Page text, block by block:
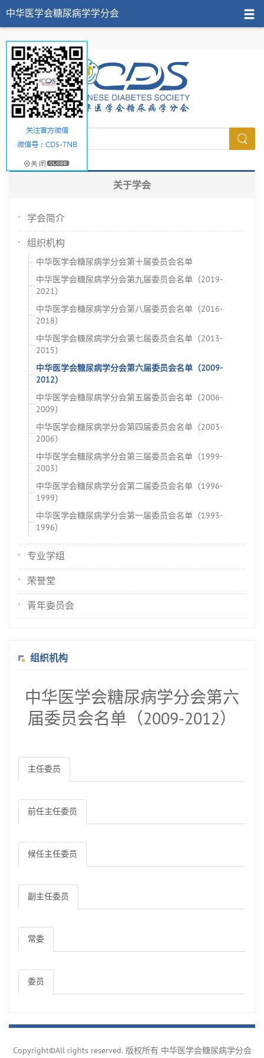
中华医学会糖尿病学学分会
关于学会
学会简介
组织机构
中华医学会糖尿病学分会第十届委员会名单
中华医学会糖尿病学分会第九届委员会名单（2019-
2021）
中华医学会糖尿病学分会第八届委员会名单（2016-
2018）
中华医学会糖尿病学分会第七届委员会名单（2013-
2015）
中华医学会糖尿病学分会第六届委员会名单（2009-
2012）
中华医学会糖尿病学分会第五届委员会名单（2006-
2009）
中华医学会糖尿病学分会第四届委员会名单（2003-
2006）
中华医学会糖尿病学分会第三届委员会名单（1999-
2003）
中华医学会糖尿病学分会第二届委员会名单（1996-
1999）
中华医学会糖尿病学分会第一届委员会名单（1993-
1996）
专业学组
荣誉堂
青年委员会
组织机构
中华医学会糖尿病学分会第六
届委员会名单（2009-2012）
主任委员
前任主任委员
候任主任委员
副主任委员
常委
委员
Copyright©All rights reserved. 版权所有 中华医学会糖尿病学分会